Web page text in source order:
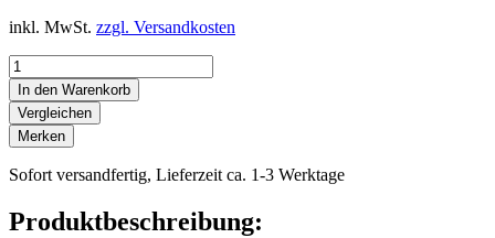
inkl. MwSt. zzgl. Versandkosten
In den Warenkorb
Vergleichen
Merken
Sofort versandfertig, Lieferzeit ca. 1-3 Werktage
Produktbeschreibung: